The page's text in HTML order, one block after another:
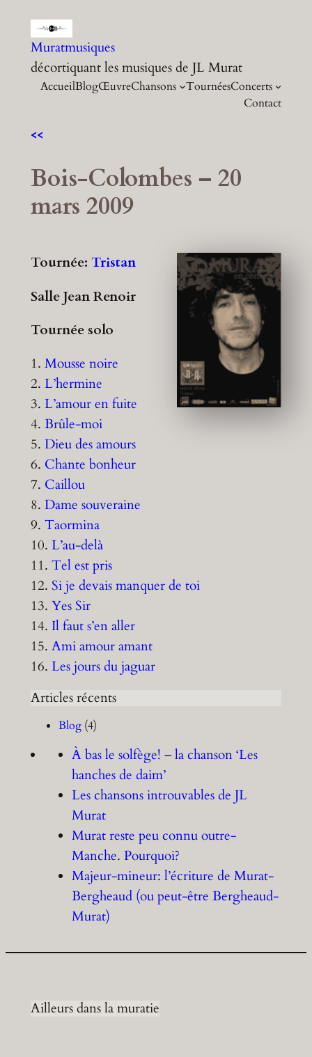
contenu
Muratmusiques
décortiquant les musiques de JL Murat
AccueilBlogŒuvreChansons TournéesConcerts
Contact
<<
Bois-Colombes – 20
mars 2009
Tournée: Tristan
Salle Jean Renoir
Tournée solo
1. Mousse noire
2. L’hermine
3. L’amour en fuite
4. Brûle-moi
5. Dieu des amours
6. Chante bonheur
7. Caillou
8. Dame souveraine
9. Taormina
10. L’au-delà
11. Tel est pris
12. Si je devais manquer de toi
13. Yes Sir
14. Il faut s’en aller
15. Ami amour amant
16. Les jours du jaguar
Articles récents
Blog(4)
À bas le solfège! – la chanson ‘Les
hanches de daim’
Les chansons introuvables de JL
Murat
Murat reste peu connu outre-
Manche. Pourquoi?
Majeur-mineur: l’écriture de Murat-
Bergheaud (ou peut-être Bergheaud-
Murat)
Ailleurs dans la muratie